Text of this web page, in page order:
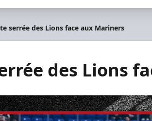
serrée des Lions face aux Mariners
des Lions